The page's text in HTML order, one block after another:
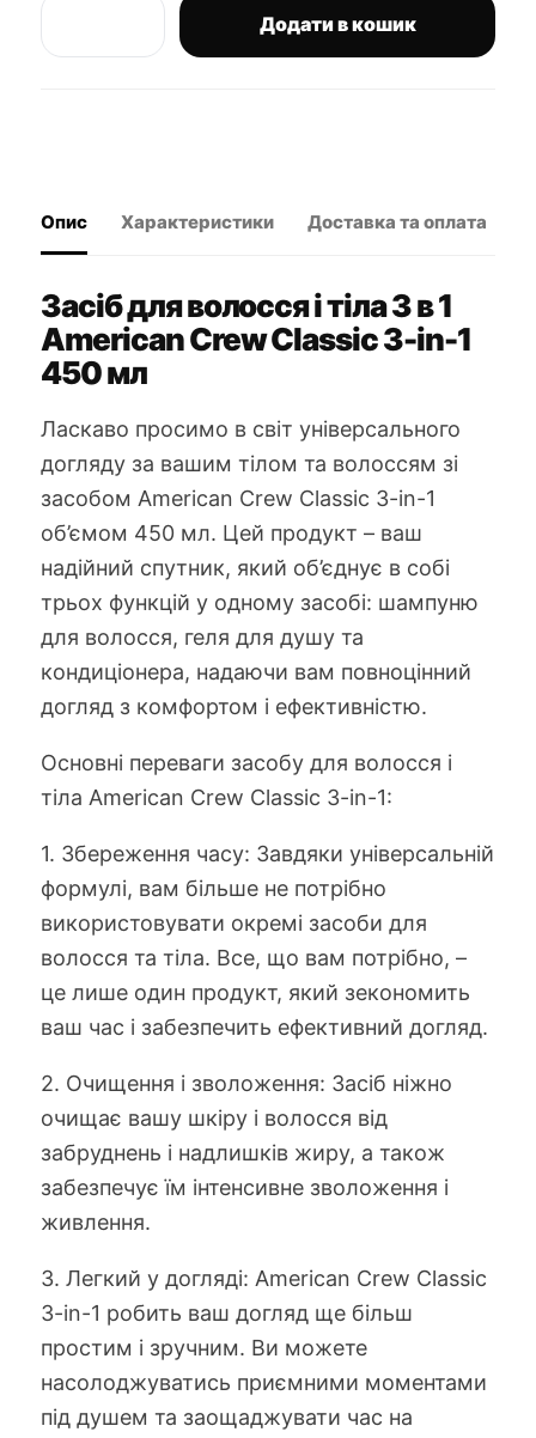
Crew
волосся
кількість
Додати в кошик
Опис Характеристики Доставка та оплата
Засіб для волосся і тіла 3 в 1
American Crew Classic 3-in-1
450 мл
Ласкаво просимо в світ універсального
догляду за вашим тілом та волоссям зі
засобом American Crew Classic 3-in-1
об’ємом 450 мл. Цей продукт – ваш
надійний спутник, який об’єднує в собі
трьох функцій у одному засобі: шампуню
для волосся, геля для душу та
кондиціонера, надаючи вам повноцінний
догляд з комфортом і ефективністю.
Основні переваги засобу для волосся і
тіла American Crew Classic 3-in-1:
1. Збереження часу: Завдяки універсальній
формулі, вам більше не потрібно
використовувати окремі засоби для
волосся та тіла. Все, що вам потрібно, –
це лише один продукт, який зекономить
ваш час і забезпечить ефективний догляд.
2. Очищення і зволоження: Засіб ніжно
очищає вашу шкіру і волосся від
забруднень і надлишків жиру, а також
забезпечує їм інтенсивне зволоження і
живлення.
3. Легкий у догляді: American Crew Classic
3-in-1 робить ваш догляд ще більш
простим і зручним. Ви можете
насолоджуватись приємними моментами
під душем та заощаджувати час на